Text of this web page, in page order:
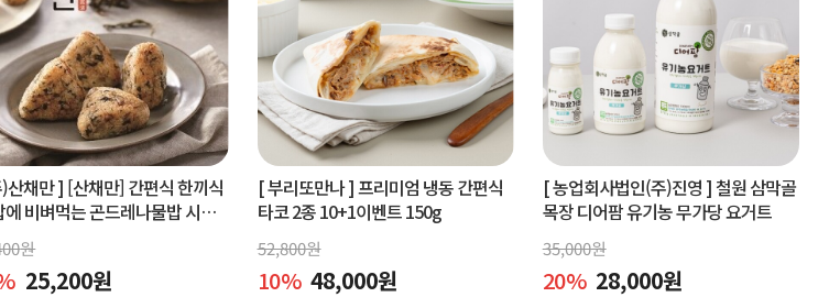
산채만 ] [산채만] 간편식 한끼식
에 비벼먹는 곤드레나물밥 시래
빔밥 비빔소스 비벼요 80g 9봉
원
25,200원
[ 부리또만나 ]프리미엄 냉동 간편식
타코 2종 10+1이벤트 150g
52,800원
10% 48,000원
[ 농업회사법인(주)진영 ] 철원 삼막골
목장 디어팜 유기농 무가당 요거트
35,000원
20% 28,000원